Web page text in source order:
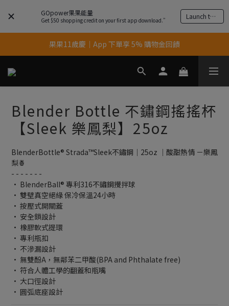
GOpower果果能量
Get $50 shopping credit on your first app download.” Launch the app
果果11歲慶｜App 下單享 5% 購物金回饋
果果11歲慶｜App 下單享 5% 購物金回饋
結帳輸入優惠代碼【gopower】享全單95折優惠！
果果11歲慶｜App 下單享 5% 購物金回饋
Blender Bottle 不鏽鋼搖搖杯
【Sleek 樂鳳梨】25oz
BlenderBottle® Strada™Sleek不鏽鋼｜25oz ｜酸甜熱情 －樂鳳
梨🍍
- - - - - - -
• BlenderBall® 專利316不鏽鋼攪拌球
• 雙壁真空絕緣 保冷保溫24小時
• 按壓式開關蓋
• 安全鎖設計
• 橡膠軟式提環
• 專利瓶扣
• 不滲漏設計
• 無雙酚A，無鄰苯二甲酸(BPA and Phthalate free)
• 符合人體工學的翻蓋和瓶嘴
• 大口徑設計
• 圓弧底座設計